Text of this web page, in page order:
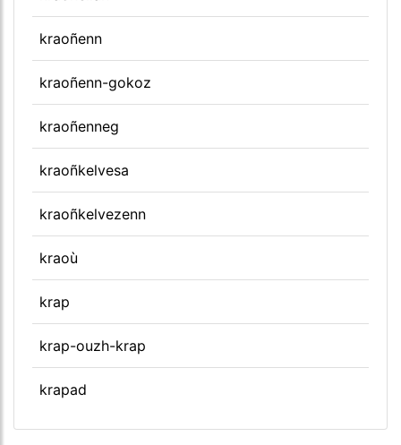
kraoñenn
kraoñenn-gokoz
kraoñenneg
kraoñkelvesa
kraoñkelvezenn
kraoù
krap
krap-ouzh-krap
krapad